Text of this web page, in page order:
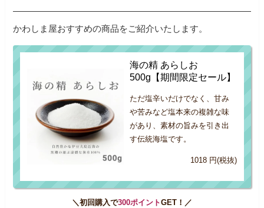
かわしま屋おすすめの商品をご紹介いたします。
海の精 あらしお
500g【期間限定セール】
ただ塩辛いだけでなく、甘み
や苦みなど塩本来の複雑な味
があり、素材の旨みを引き出
す伝統海塩です。
1018 円(税抜)
＼初回購入で300ポイントGET！／